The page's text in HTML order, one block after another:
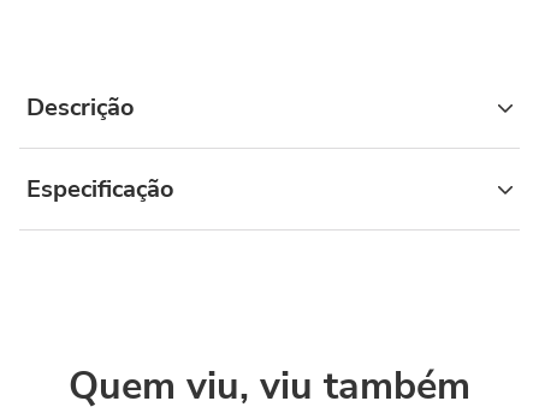
Descrição
Especificação
Quem viu, viu também